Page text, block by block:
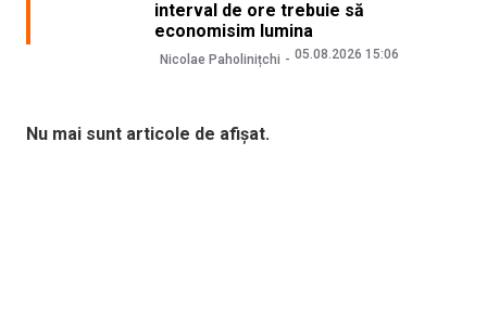
interval de ore trebuie să
economisim lumina
Nicolae Paholinițchi 05.08.2026 15:06
Nu mai sunt articole de afișat.